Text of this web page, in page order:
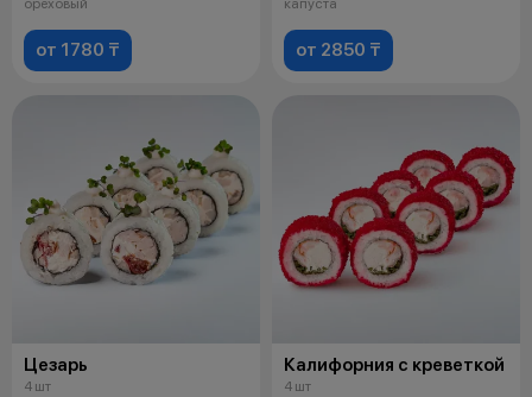
от 1780 ₸ от 2850 ₸
Цезарь
4 шт
Калифорния с креветкой
4 шт